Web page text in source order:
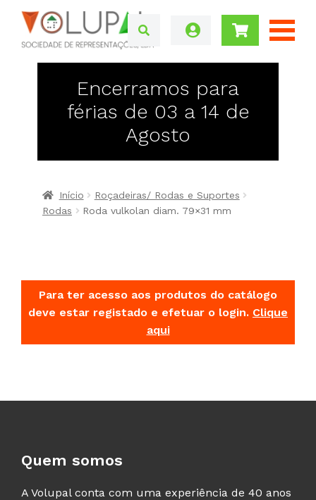
Encerramos para
férias de 03 a 14 de
Agosto
Início
Roçadeiras/ Rodas e Suportes
Rodas
Roda vulkolan diam. 79×31 mm
Para ter acesso aos produtos do catálogo
deve estar registado e efetuar o login. Clique
aqui
Quem somos
A Volupal conta com uma experiência de 40 anos